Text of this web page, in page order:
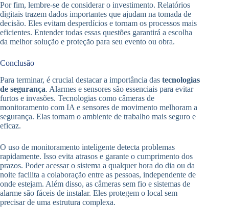
Por fim, lembre-se de considerar o investimento. Relatórios
digitais trazem dados importantes que ajudam na tomada de
decisão. Eles evitam desperdícios e tornam os processos mais
eficientes. Entender todas essas questões garantirá a escolha
da melhor solução e proteção para seu evento ou obra.
Conclusão
Para terminar, é crucial destacar a importância das tecnologias
de segurança. Alarmes e sensores são essenciais para evitar
furtos e invasões. Tecnologias como câmeras de
monitoramento com IA e sensores de movimento melhoram a
segurança. Elas tornam o ambiente de trabalho mais seguro e
eficaz.
O uso de monitoramento inteligente detecta problemas
rapidamente. Isso evita atrasos e garante o cumprimento dos
prazos. Poder acessar o sistema a qualquer hora do dia ou da
noite facilita a colaboração entre as pessoas, independente de
onde estejam. Além disso, as câmeras sem fio e sistemas de
alarme são fáceis de instalar. Eles protegem o local sem
precisar de uma estrutura complexa.